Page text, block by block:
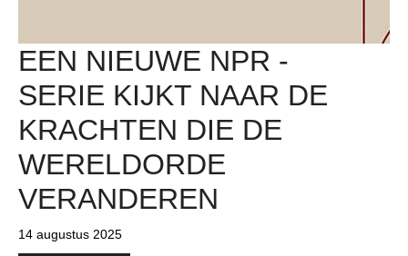
EEN NIEUWE NPR -
SERIE KIJKT NAAR DE
KRACHTEN DIE DE
WERELDORDE
VERANDEREN
14 augustus 2025